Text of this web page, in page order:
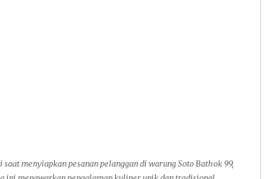
saat menyiapkan pesanan pelanggan di warung Soto Bathok 99,